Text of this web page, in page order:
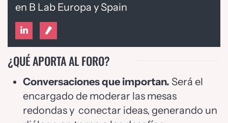
en B Lab Europa y Spain
¿QUÉ APORTA AL FORO?
Conversaciones que importan. Será el
encargado de moderar las mesas
redondas y conectar ideas, generando un